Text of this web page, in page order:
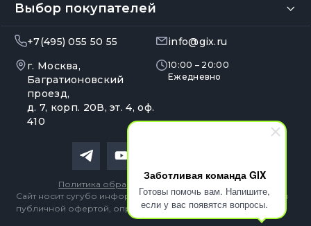
Заботливая команда GIX
Готовы помочь вам. Напишите,
если у вас появятся вопросы.
Выбор покупателей
+7(495) 055 50 55
info@gix.ru
г. Москва,
Багратионовский
проезд,
д. 7, корп. 20В, эт. 4, оф.
410
10:00 – 20:00
Ежедневно
Сайт носит сугубо информационный характер и не является
публичной офертой, определяемой Статьей 437 (2) ГК РФ
Политика обработки персональных данных